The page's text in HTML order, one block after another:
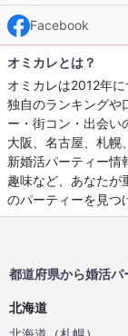
Facebook
オミカレとは？
オミカレは2012年
独自のランキングや
ー・街コン・出会い
大阪、名古屋、札幌
新婚活パーティー情
趣味など、あなたが
のパーティーを見つ
都道府県から婚活パ
北海道